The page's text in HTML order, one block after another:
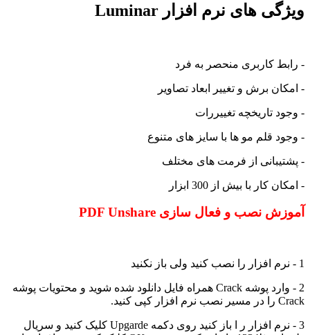
ویژگی های نرم افزار Luminar
- رابط کاربری منحصر به فرد
- امکان برش و تغییر ابعاد تصاویر
- وجود تاریخچه تغییررات
- وجود قلم مو ها با سایز های متنوع
- پشتیبانی از فرمت های مختلف
- امکان کار با بیش از 300 ابزار
آموزش نصب و فعال سازی PDF Unshare
1 - نرم افزار را نصب کنید ولی باز نکنید
2 - وارد پوشه Crack همراه فایل دانلود شده شوید و محتویات پوشه
Crack را در مسیر نصب نرم افزار کپی کنید.
3 - نرم افزار ر ا باز کنید روی دکمه Upgarde کلیک کنید و سریال